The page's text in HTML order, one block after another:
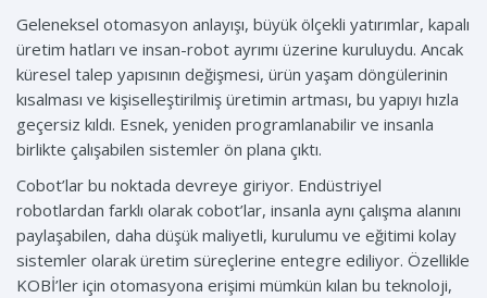
Geleneksel otomasyon anlayışı, büyük ölçekli yatırımlar, kapalı
üretim hatları ve insan-robot ayrımı üzerine kuruluydu. Ancak
küresel talep yapısının değişmesi, ürün yaşam döngülerinin
kısalması ve kişiselleştirilmiş üretimin artması, bu yapıyı hızla
geçersiz kıldı. Esnek, yeniden programlanabilir ve insanla
birlikte çalışabilen sistemler ön plana çıktı.
Cobot’lar bu noktada devreye giriyor. Endüstriyel
robotlardan farklı olarak cobot’lar, insanla aynı çalışma alanını
paylaşabilen, daha düşük maliyetli, kurulumu ve eğitimi kolay
sistemler olarak üretim süreçlerine entegre ediliyor. Özellikle
KOBİ’ler için otomasyona erişimi mümkün kılan bu teknoloji,